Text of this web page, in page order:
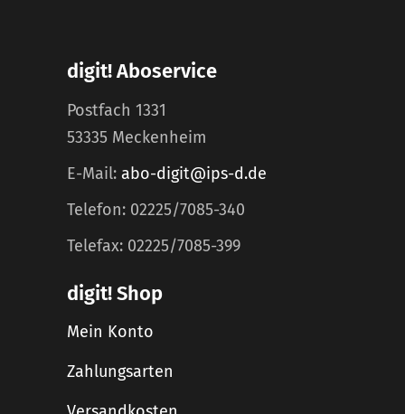
digit! Aboservice
Postfach 1331
53335 Meckenheim
E-Mail: abo-digit@ips-d.de
Telefon: 02225/7085-340
Telefax: 02225/7085-399
digit! Shop
Mein Konto
Zahlungsarten